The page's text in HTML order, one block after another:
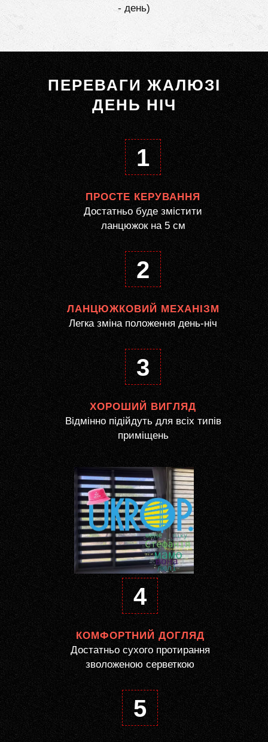
- день)
ПЕРЕВАГИ ЖАЛЮЗІ
ДЕНЬ НІЧ
1
ПРОСТЕ КЕРУВАННЯ
Достатньо буде змістити
ланцюжок на 5 см
2
ЛАНЦЮЖКОВИЙ МЕХАНІЗМ
Легка зміна положення день-ніч
3
ХОРОШИЙ ВИГЛЯД
Відмінно підійдуть для всіх типів
приміщень
4
КОМФОРТНИЙ ДОГЛЯД
Достатньо сухого протирання
зволоженою серветкою
5